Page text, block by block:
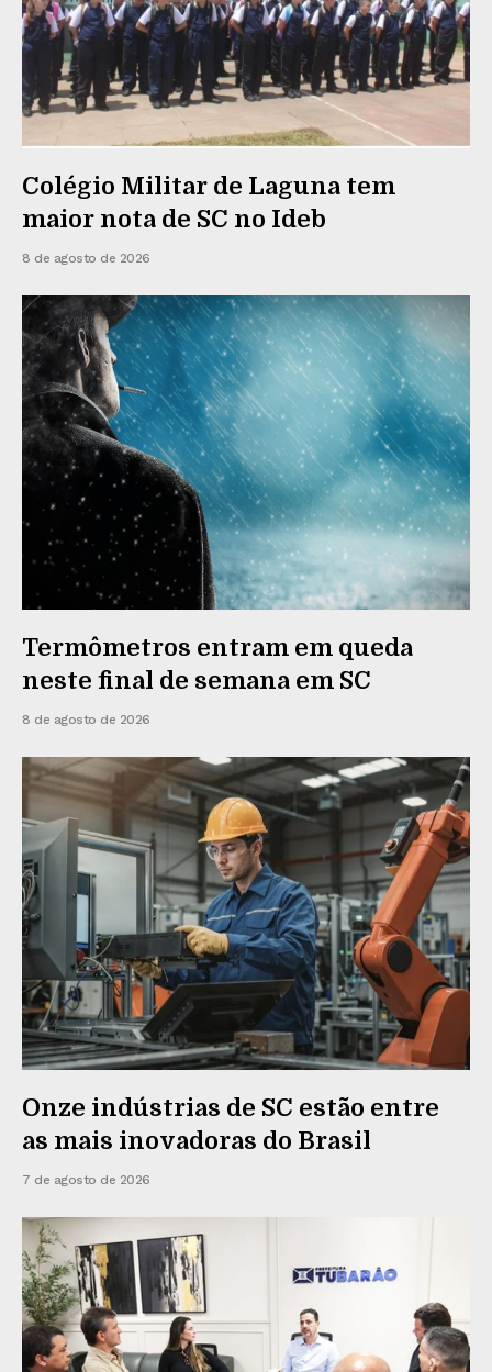
Colégio Militar de Laguna tem
maior nota de SC no Ideb
8 de agosto de 2026
Termômetros entram em queda
neste final de semana em SC
8 de agosto de 2026
Onze indústrias de SC estão entre
as mais inovadoras do Brasil
7 de agosto de 2026